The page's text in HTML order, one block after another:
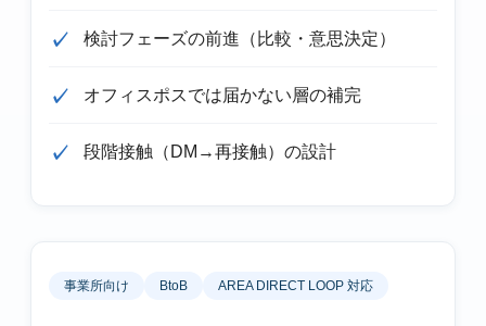
検討フェーズの前進（比較・意思決定）
オフィスポスでは届かない層の補完
段階接触（DM→再接触）の設計
事業所向け BtoB AREA DIRECT LOOP 対応